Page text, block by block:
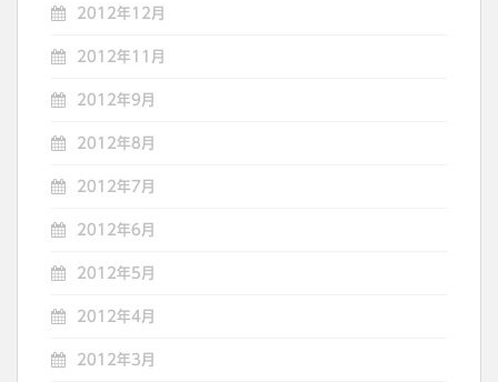
2012年12月
2012年11月
2012年9月
2012年8月
2012年7月
2012年6月
2012年5月
2012年4月
2012年3月